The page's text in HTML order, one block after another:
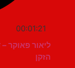
00:01:21
ליאור פאוקר –